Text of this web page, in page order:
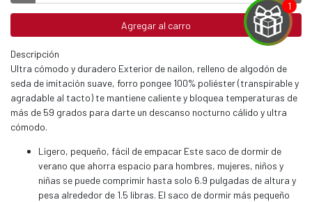
Agregar al carro
Descripción
Ultra cómodo y duradero Exterior de nailon, relleno de algodón de
seda de imitación suave, forro pongee 100% poliéster (transpirable y
agradable al tacto) te mantiene caliente y bloquea temperaturas de
más de 59 grados para darte un descanso nocturno cálido y ultra
cómodo.
Ligero, pequeño, fácil de empacar Este saco de dormir de
verano que ahorra espacio para hombres, mujeres, niños y
niñas se puede comprimir hasta solo 6.9 pulgadas de altura y
pesa alrededor de 1.5 libras. El saco de dormir más pequeño